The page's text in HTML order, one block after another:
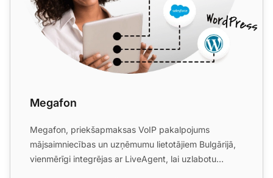
Megafon
Megafon, priekšapmaksas VoIP pakalpojums
mājsaimniecības un uzņēmumu lietotājiem Bulgārijā,
vienmērīgi integrējas ar LiveAgent, lai uzlabotu